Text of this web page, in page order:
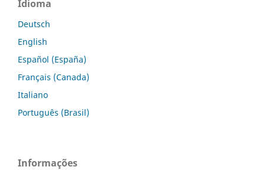
Idioma
Deutsch
English
Español (España)
Français (Canada)
Italiano
Português (Brasil)
Informações